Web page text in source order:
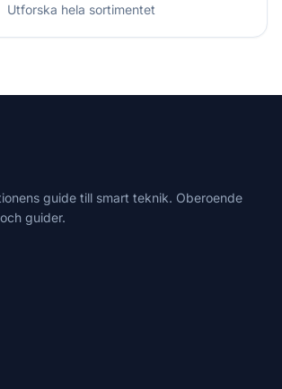
Utforska hela sortimentet
guide till smart teknik. Oberoende
guider.